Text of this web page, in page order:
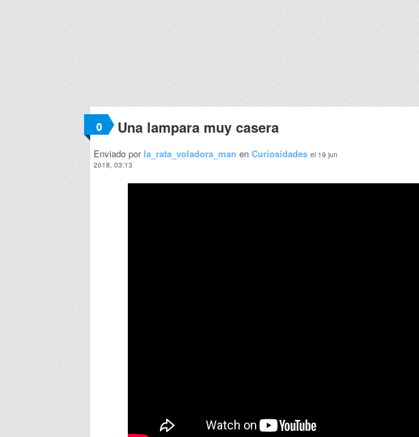
0 Una lampara muy casera
Enviado por la_rata_voladora_man en Curiosidades el 19 jun
2018, 03:13